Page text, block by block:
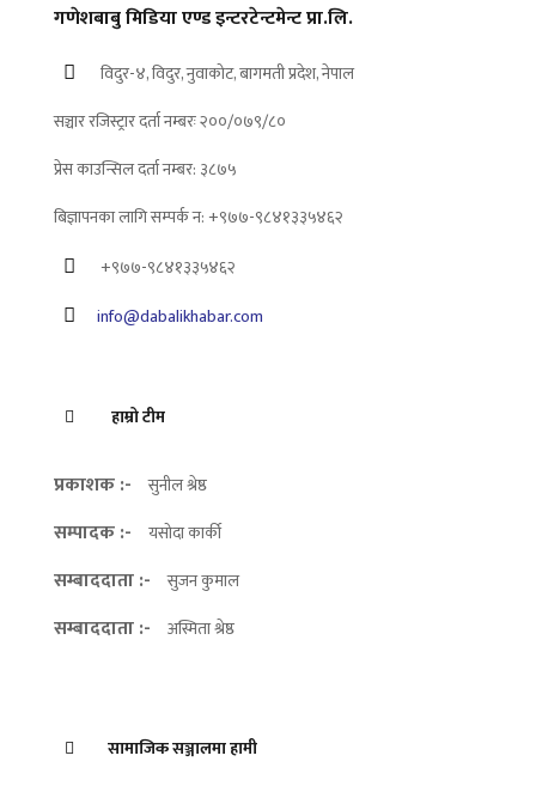
गणेशबाबु मिडिया एण्ड इन्टरटेन्टमेन्ट प्रा.लि.
विदुर-४, विदुर, नुवाकोट, बागमती प्रदेश, नेपाल
सञ्चार रजिस्ट्रार दर्ता नम्बरः २००/०७९/८०
प्रेस काउन्सिल दर्ता नम्बर: ३८७५
बिज्ञापनका लागि सम्पर्क न: +९७७-९८४१३३५४६२
+९७७-९८४१३३५४६२
info@dabalikhabar.com
हाम्रो टीम
प्रकाशक :- सुनील श्रेष्ठ
सम्पादक :- यसोदा कार्की
सम्बाददाता :- सुजन कुमाल
सम्बाददाता :- अस्मिता श्रेष्ठ
सामाजिक सञ्जालमा हामी